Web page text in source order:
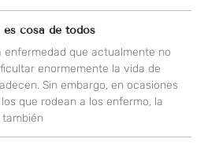
es cosa de todos
enfermedad que actualmente no
enormemente la vida de
Sin embargo, en ocasiones
que rodean a los enfermo, la
también